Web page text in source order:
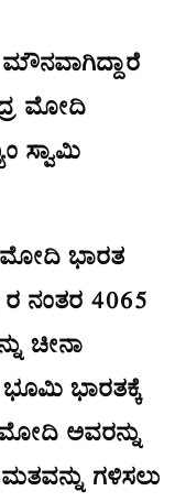
ಮೌನವಾಗಿದ್ದಾರೆ
ಮೋದಿ
ಸ್ವಾಮಿ
ಮೋದಿ ಭಾರತ
ನಂತರ 4065
ಚೀನಾ
ಭೂಮಿ ಭಾರತಕ್ಕೆ
ಅವರನ್ನು
ಗಳಿಸಲು